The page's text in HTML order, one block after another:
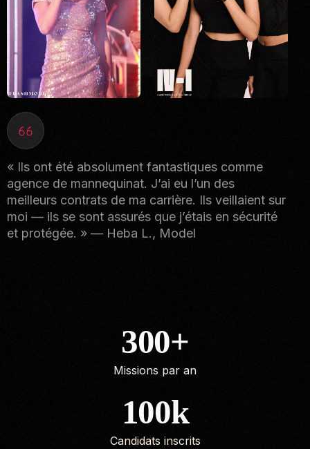
« Ils ont été absolument fantastiques comme
agence de mannequinat. J’ai eu l’un des
meilleurs contrats de ma carrière. Ils veillaient sur
moi — ils se sont assurés que j’étais en sécurité
et protégée. » — Heba L., Model
300+
Missions par an
100k
Candidats inscrits